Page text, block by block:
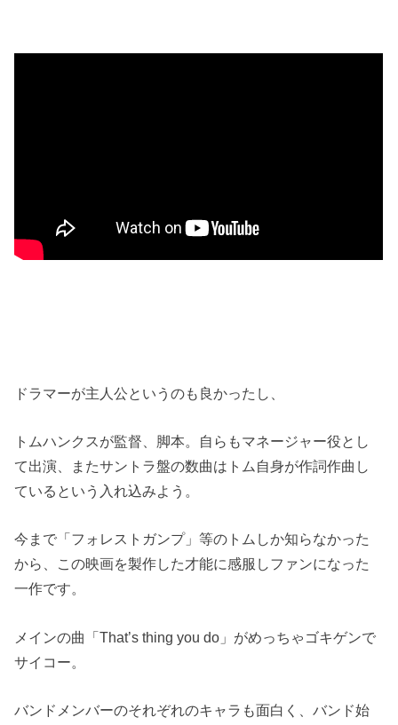
ドラマーが主人公というのも良かったし、
トムハンクスが監督、脚本。自らもマネージャー役とし
て出演、またサントラ盤の数曲はトム自身が作詞作曲し
ているという入れ込みよう。
今まで「フォレストガンプ」等のトムしか知らなかった
から、この映画を製作した才能に感服しファンになった
一作です。
メインの曲「That’s thing you do」がめっちゃゴキゲンで
サイコー。
バンドメンバーのそれぞれのキャラも面白く、バンド始